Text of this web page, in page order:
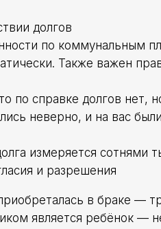
долгов
по коммунальным
Также важен
по справке долгов нет,
неверно, и на вас
измеряется сотнями
и разрешения
в браке —
является ребёнок —